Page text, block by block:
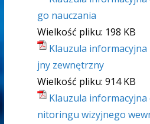
go nauczania
Wielkość pliku: 198 KB
Klauzula
jny zewnętrzny
Wielkość pliku: 914 KB
Klauzula
nitoringu wizyjnego